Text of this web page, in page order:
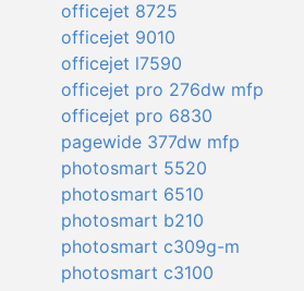
officejet 8725
officejet 9010
officejet l7590
officejet pro 276dw mfp
officejet pro 6830
pagewide 377dw mfp
photosmart 5520
photosmart 6510
photosmart b210
photosmart c309g-m
photosmart c3100